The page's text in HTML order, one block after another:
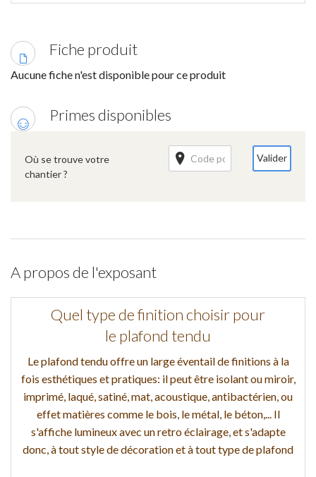
Fiche produit
Aucune fiche n'est disponible pour ce produit
Primes disponibles
Où se trouve votre
chantier ?
Valider
A propos de l'exposant
Quel type de finition choisir pour
le plafond tendu
Le plafond tendu offre un large éventail de finitions à la
fois esthétiques et pratiques: il peut être isolant ou miroir,
imprimé, laqué, satiné, mat, acoustique, antibactérien, ou
effet matières comme le bois, le métal, le béton,... Il
s'affiche lumineux avec un retro éclairage, et s'adapte
donc, à tout style de décoration et à tout type de plafond